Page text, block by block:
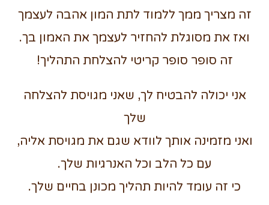
זה מצריך ממך ללמוד לתת המון אהבה לעצמך
ואז את מסוגלת להחזיר לעצמך את האמון בך.
זה סופר סופר קריטי להצלחת התהליך!
אני יכולה להבטיח לך, שאני מגויסת להצלחה
שלך
ואני מזמינה אותך לוודא שגם את מגויסת אליה,
עם כל הלב וכל האנרגיות שלך.
כי זה עומד להיות תהליך מכונן בחיים שלך.